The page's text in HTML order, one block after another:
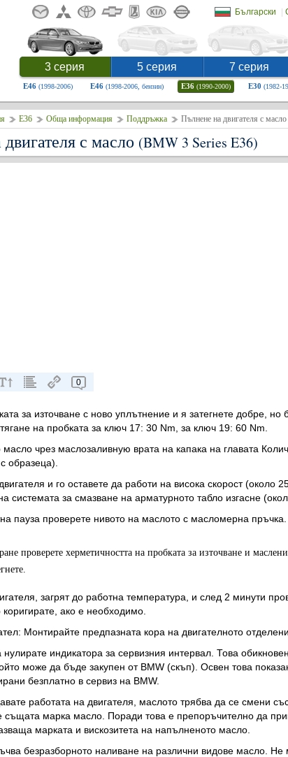
Български |
3 серия 5 серия 7 серия
E46 (1998-2006) E46 (1998-2006, бензин) E36 (1990-2000) E30 (1982-
E36 Обща информация Поддръжка Пълнене на двигателя с масло
с масло (BMW 3 Series E36)
0
за източване с ново уплътнение и я затегнете добре, но
на пробката за ключ 17: 30 Nm, за ключ 19: 60 Nm.
чрез маслозаливную врата на капака на главата
образеца).
и го оставете да работи на висока скорост (около
системата за смазване на арматурното табло изгасне
пауза проверете нивото на маслото с масломерна пръчка.
проверете херметичността на пробката за източване и
загрят до работна температура, и след 2 минути
коригирате, ако е необходимо.
Монтирайте предпазната кора на двигателното
нулирате индикатора за сервизния интервал. Това
може да бъде закупен от BMW (скъп). Освен това
безплатно в сервиз на BMW.
работата на двигателя, маслото трябва да се смени
същата марка масло. Поради това е препоръчително да
марката и вискозитета на напълненото масло.
безразборното наливане на различни видове масло.